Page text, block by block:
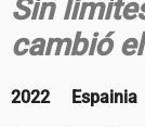
Sin
cambió
2022 Espainia